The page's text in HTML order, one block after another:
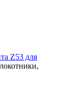
Z53 для